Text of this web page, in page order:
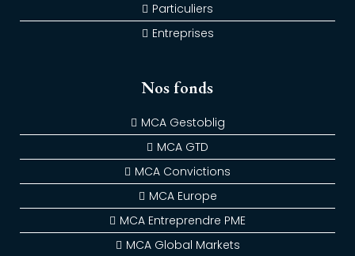
Particuliers
Entreprises
Nos fonds
MCA Gestoblig
MCA GTD
MCA Convictions
MCA Europe
MCA Entreprendre PME
MCA Global Markets